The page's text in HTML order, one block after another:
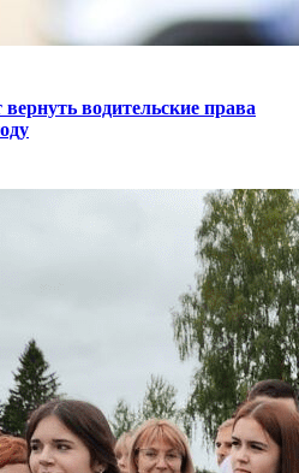
водительские права